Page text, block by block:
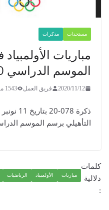
في الرياضيات
2021
1543 مشاهدة
ذكرة 078-20 بتاريخ 11 نونبر
2020-2021
الرياضيات بالثانوي التأهيلي برسم